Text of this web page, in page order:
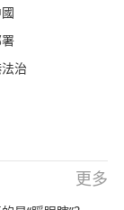
治
更多